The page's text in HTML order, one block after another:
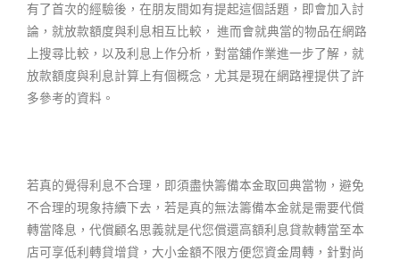
有了首次的經驗後，在朋友間如有提起這個話題，即會加入討
論，就放款額度與利息相互比較， 進而會就典當的物品在網路
上搜尋比較，以及利息上作分析，對當舖作業進一步了解，就
放款額度與利息計算上有個概念，尤其是現在網路裡提供了許
多參考的資料。
若真的覺得利息不合理，即須盡快籌備本金取回典當物，避免
不合理的現象持續下去，若是真的無法籌備本金就是需要代償
轉當降息，代償顧名思義就是代您償還高額利息貸款轉當至本
店可享低利轉貸增貸，大小金額不限方便您資金周轉，針對尚